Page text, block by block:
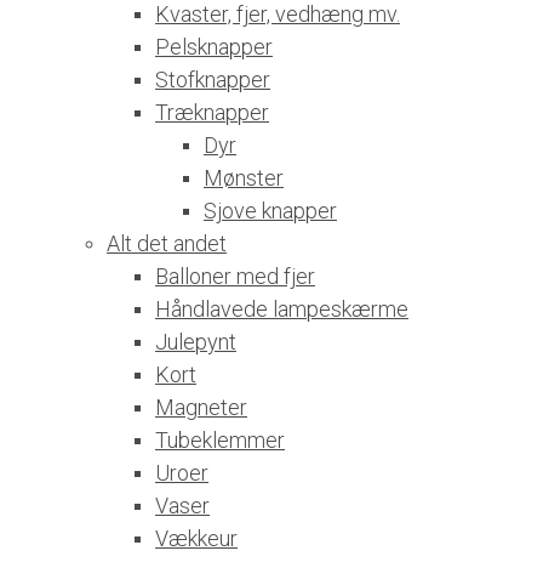
Kvaster, fjer, vedhæng mv.
Pelsknapper
Stofknapper
Træknapper
Dyr
Mønster
Sjove knapper
Alt det andet
Balloner med fjer
Håndlavede lampeskærme
Julepynt
Kort
Magneter
Tubeklemmer
Uroer
Vaser
Vækkeur